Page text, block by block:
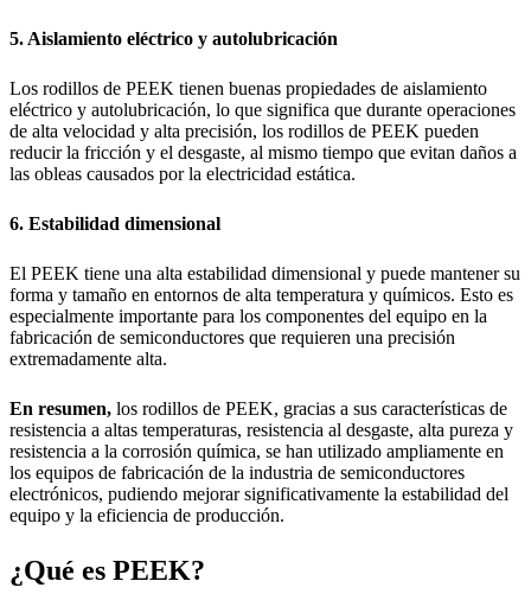
5. Aislamiento eléctrico y autolubricación
Los rodillos de PEEK tienen buenas propiedades de aislamiento
eléctrico y autolubricación, lo que significa que durante operaciones
de alta velocidad y alta precisión, los rodillos de PEEK pueden
reducir la fricción y el desgaste, al mismo tiempo que evitan daños a
las obleas causados por la electricidad estática.
6. Estabilidad dimensional
El PEEK tiene una alta estabilidad dimensional y puede mantener su
forma y tamaño en entornos de alta temperatura y químicos. Esto es
especialmente importante para los componentes del equipo en la
fabricación de semiconductores que requieren una precisión
extremadamente alta.
En resumen, los rodillos de PEEK, gracias a sus características de
resistencia a altas temperaturas, resistencia al desgaste, alta pureza y
resistencia a la corrosión química, se han utilizado ampliamente en
los equipos de fabricación de la industria de semiconductores
electrónicos, pudiendo mejorar significativamente la estabilidad del
equipo y la eficiencia de producción.
¿Qué es PEEK?